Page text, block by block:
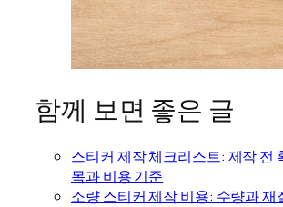
함께 보면 좋은 글
스티커 제작 체크리스트: 제작 전
목과 비용 기준
소량 스티커 제작 비용: 수량과 재